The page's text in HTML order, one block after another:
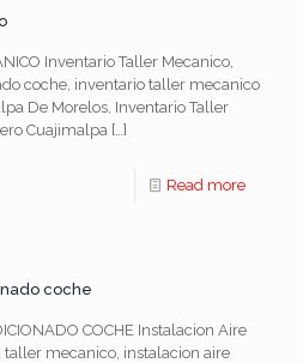
Inventario Taller Mecanico,
coche, inventario taller mecanico
De Morelos, Inventario Taller
Cuajimalpa […]
Read more
coche
COCHE Instalacion Aire
mecanico, instalacion aire